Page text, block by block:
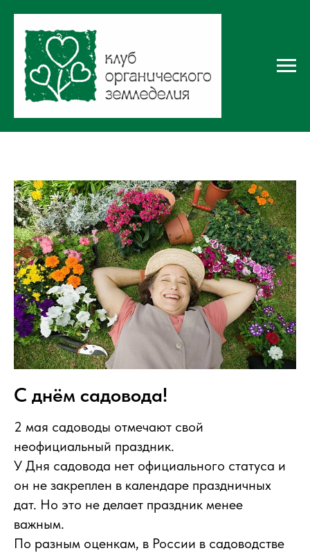
С днём садовода!
2 мая садоводы отмечают свой
неофициальный праздник.
У Дня садовода нет официального статуса и
он не закреплен в календаре праздничных
дат. Но это не делает праздник менее
важным.
По разным оценкам, в России в садоводстве